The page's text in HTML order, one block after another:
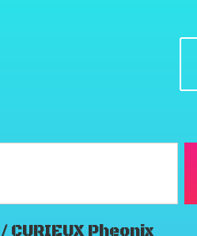
/ CURIEUX Pheonix